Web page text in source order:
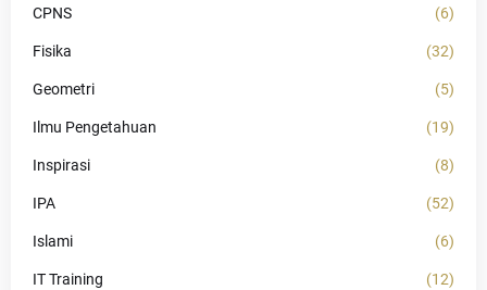
CPNS (6)
Fisika (32)
Geometri (5)
Ilmu Pengetahuan (19)
Inspirasi (8)
IPA (52)
Islami (6)
IT Training (12)